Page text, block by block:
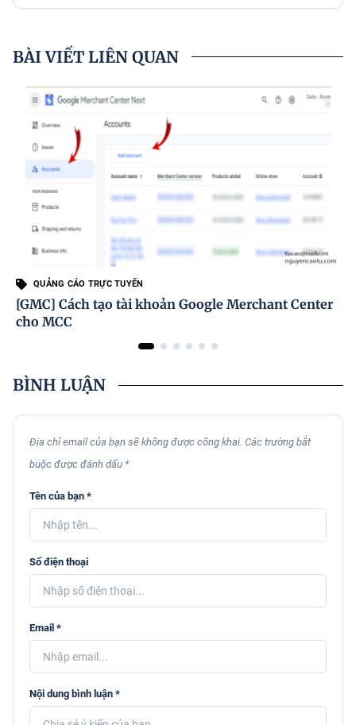
BÀI VIẾT LIÊN QUAN
QUẢNG CÁO TRỰC TUYẾN
[GMC] Cách tạo tài khoản Google Merchant Center
cho MCC
BÌNH LUẬN
Địa chỉ email của bạn sẽ không được công khai. Các trường bắt
buộc được đánh dấu *
Tên của bạn *
Số điện thoại
Email *
Nội dung bình luận *